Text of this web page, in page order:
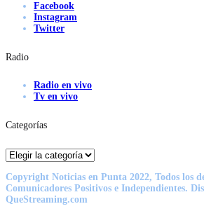
Facebook
Instagram
Twitter
Radio
Radio en vivo
Tv en vivo
Categorías
Categorías
Copyright Noticias en Punta 2022, Todos los
Comunicadores Positivos e Independientes.
QueStreaming.com